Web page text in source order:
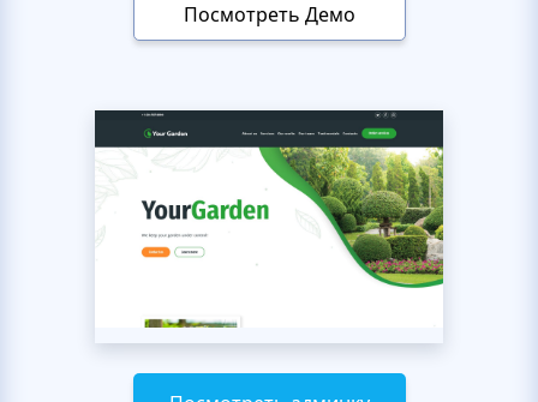
Посмотреть Демо